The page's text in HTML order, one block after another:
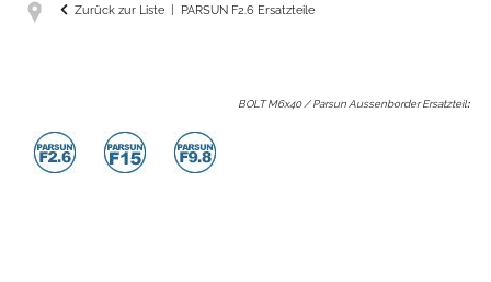
Zurück zur Liste PARSUN F2.6 Ersatzteile
BOLT M6x40 / Parsun Aussenborder Ersatzteil: